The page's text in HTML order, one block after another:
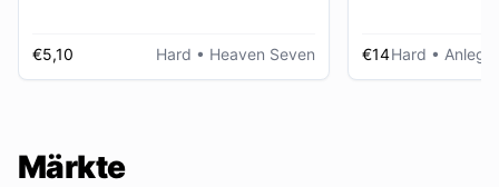
€5,10 Hard • Heaven Seven €14Hard •
Märkte